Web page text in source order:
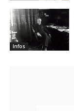
Infos